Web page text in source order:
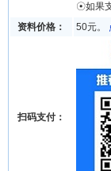
☉如果
资料价格：
50元。
扫码支付：